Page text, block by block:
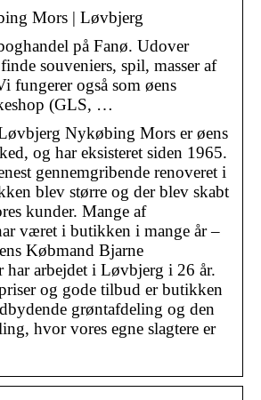
Mors | Løvbjerg
på Fanø. Udover
souveniers, spil, masser af
fungerer også som øens
(GLS, …
Nykøbing Mors er øens
og har eksisteret siden 1965.
gennemgribende renoveret i
blev større og der blev skabt
kunder. Mange af
været i butikken i mange år –
Købmand Bjarne
har arbejdet i Løvbjerg i 26 år.
og gode tilbud er butikken
grøntafdeling og den
hvor vores egne slagtere er